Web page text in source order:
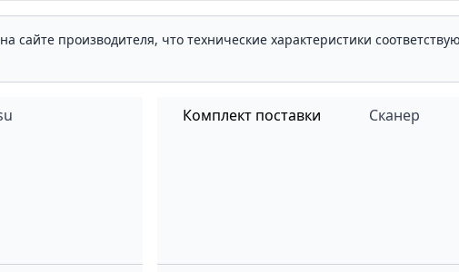
сайте производителя, что технические характеристики
Комплект поставки Сканер